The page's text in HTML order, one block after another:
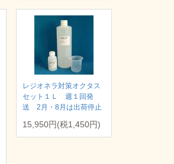
レジオネラ対策オクタス
セット１Ｌ 週１回発
送 2月・8月は出荷停止
15,950円(税1,450円)